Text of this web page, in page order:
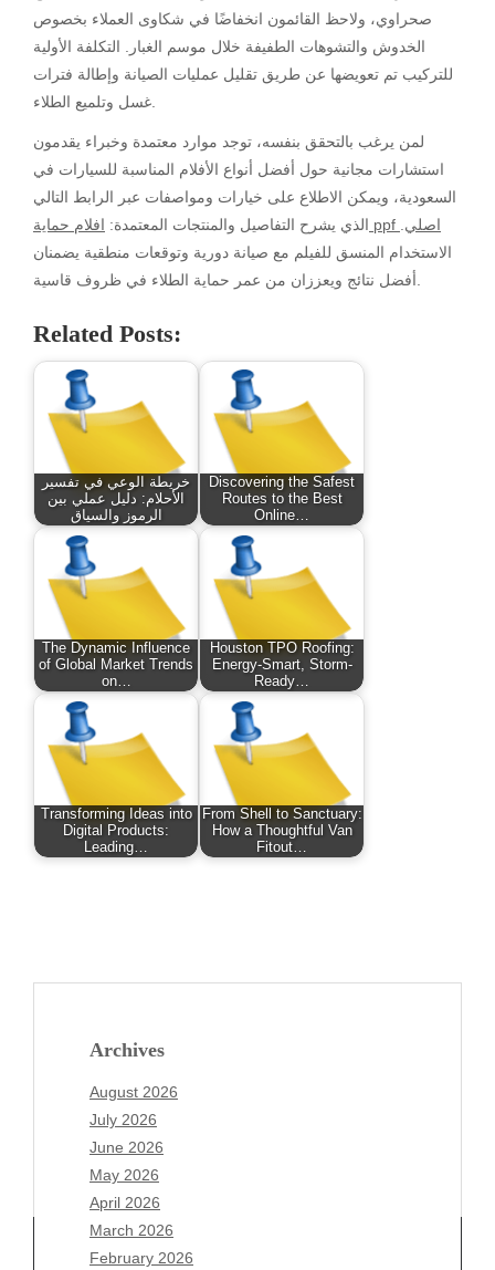
صحراوي، ولاحظ القائمون انخفاضًا في شكاوى العملاء بخصوص
الخدوش والتشوهات الطفيفة خلال موسم الغبار. التكلفة الأولية
للتركيب تم تعويضها عن طريق تقليل عمليات الصيانة وإطالة فترات
غسل وتلميع الطلاء.
لمن يرغب بالتحقق بنفسه، توجد موارد معتمدة وخبراء يقدمون
استشارات مجانية حول أفضل أنواع الأفلام المناسبة للسيارات في
السعودية، ويمكن الاطلاع على خيارات ومواصفات عبر الرابط التالي
الذي يشرح التفاصيل والمنتجات المعتمدة:
افلام حماية ppf اصلي.
الاستخدام المنسق للفيلم مع صيانة دورية وتوقعات منطقية يضمنان
أفضل نتائج ويعززان من عمر حماية الطلاء في ظروف قاسية.
Related Posts:
خريطة الوعي في تفسير
الأحلام: دليل عملي بين
الرموز والسياق
Discovering the Safest
Routes to the Best
Online…
The Dynamic Influence
of Global Market Trends
on…
Houston TPO Roofing:
Energy-Smart, Storm-
Ready…
Transforming Ideas into
Digital Products:
Leading…
From Shell to Sanctuary:
How a Thoughtful Van
Fitout…
Archives
August 2026
July 2026
June 2026
May 2026
April 2026
March 2026
February 2026